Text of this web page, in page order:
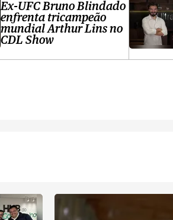
Ex-UFC Bruno Blindado
enfrenta tricampeão
mundial Arthur Lins no
CDL Show